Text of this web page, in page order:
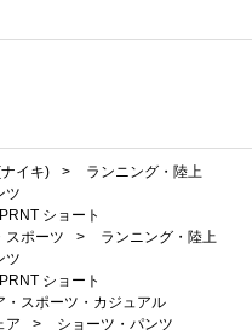
イキ) >
ランニング・陸上
ツ
ショート
スポーツ >
ランニング・陸上
ツ
ショート
・スポーツ・カジュアル
ア >
ショーツ・パンツ